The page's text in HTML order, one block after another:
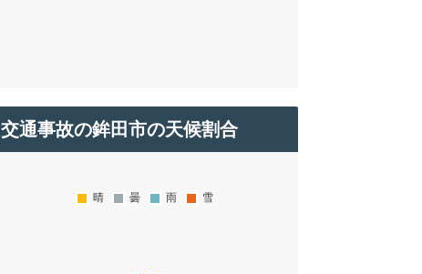
交通事故の鉾田市の天候割合